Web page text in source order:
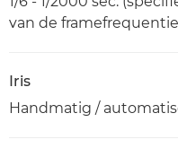
van de
Iris
Handmatig /